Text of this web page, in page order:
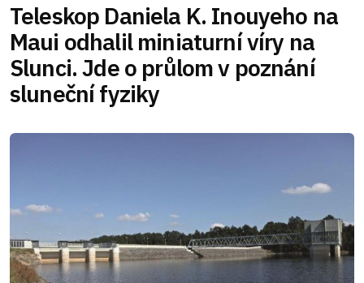
Teleskop Daniela K. Inouyeho na
Maui odhalil miniaturní víry na
Slunci. Jde o průlom v poznání
sluneční fyziky